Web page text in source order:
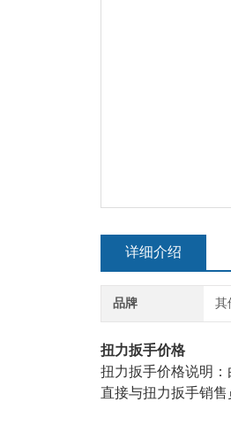
详细介绍
品牌 其
扭力扳手价格
扭力扳手价格说明
直接与扭力扳手销